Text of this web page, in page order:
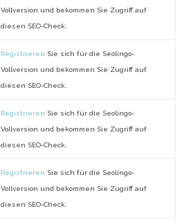
Vollversion und bekommen Sie Zugriff auf
diesen SEO-Check.
Registrieren Sie sich für die Seolingo-
Vollversion und bekommen Sie Zugriff auf
diesen SEO-Check.
Registrieren Sie sich für die Seolingo-
Vollversion und bekommen Sie Zugriff auf
diesen SEO-Check.
Registrieren Sie sich für die Seolingo-
Vollversion und bekommen Sie Zugriff auf
diesen SEO-Check.